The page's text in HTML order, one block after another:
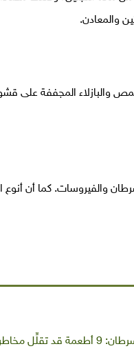
والمعادن.
والبازلاء المجففة على
والفيروسات. كما أن أنوع
مخاطر الإصابة